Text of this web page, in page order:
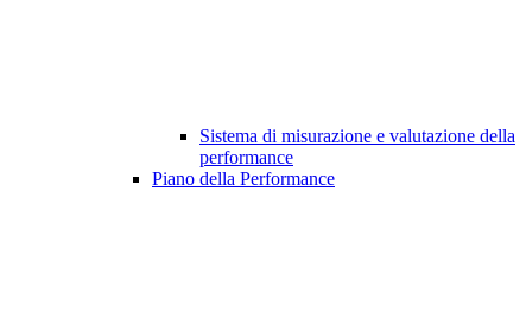
Sistema di misurazione e valutazione della
performance
Piano della Performance